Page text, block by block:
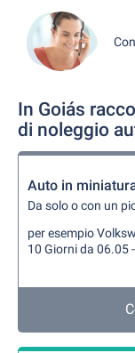
In Goiás
di noleggio
Auto in
Da solo o con un
per esempio
10 Giorni da 06.05